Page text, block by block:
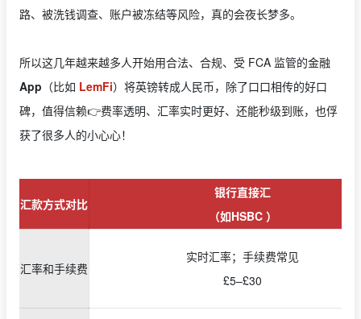
路、被洗钱调查、账户被冻结等风险，真的会夜长梦多。
所以这几年越来越多人开始用合法、合规、受 FCA 监管的金融
App （比如 LemFi）将英镑转成人民币，除了口口相传的好口
碑，值得信赖👉费率透明、汇率实时更好、还能秒级到账，也俘
获了很多人的小心心！
汇款方式对比
银行直接汇
（如HSBC ）
汇率和手续费
实时汇率；手续费常见
£5–£30